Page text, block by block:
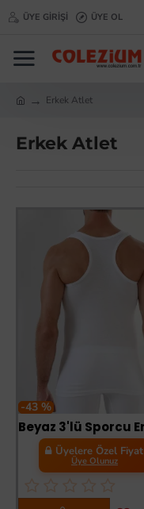
ÜYE GIRIŞI ÜYE OL
Erkek Atlet
Erkek Atlet
-43 %
Üyelere Özel Fiyat
Üye Olunuz